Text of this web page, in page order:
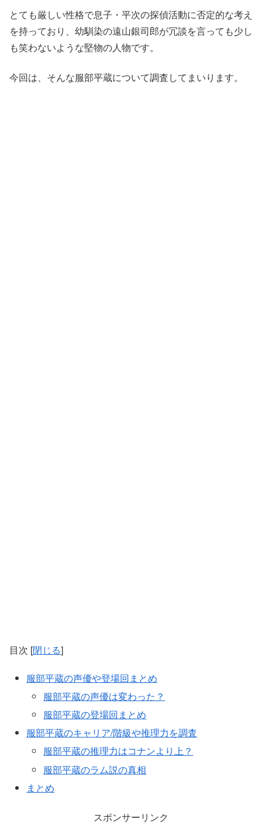
とても厳しい性格で息子・平次の探偵活動に否定的な考え
を持っており、幼馴染の遠山銀司郎が冗談を言っても少し
も笑わないような堅物の人物です。
今回は、そんな服部平蔵について調査してまいります。
目次 [閉じる]
服部平蔵の声優や登場回まとめ
服部平蔵の声優は変わった？
服部平蔵の登場回まとめ
服部平蔵のキャリア/階級や推理力を調査
服部平蔵の推理力はコナンより上？
服部平蔵のラム説の真相
まとめ
スポンサーリンク